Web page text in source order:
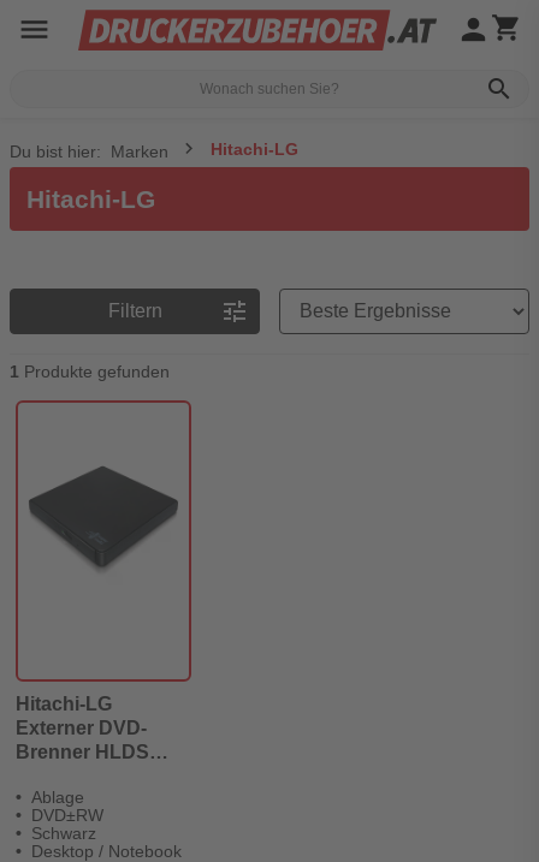
menu
search
person shopping_cart
Du bist hier: Marken Hitachi-LG
Hitachi-LG
Filtern tune
Preisreihenfolge
1 Produkte gefunden
Hitachi-LG
Externer DVD-
Brenner HLDS
USB schwarz
Ablage
DVD±RW
Schwarz
Desktop / Notebook